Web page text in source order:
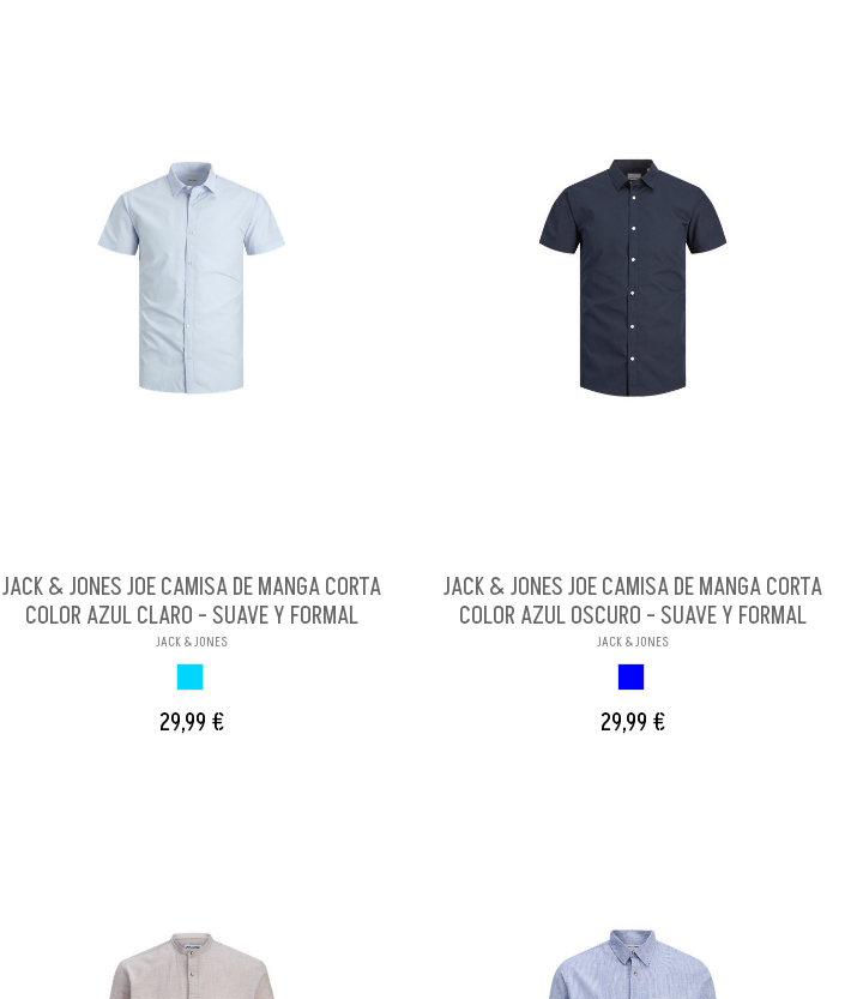
JACK & JONES JOE CAMISA DE MANGA CORTA
COLOR AZUL CLARO - SUAVE Y FORMAL
JACK & JONES
29,99 €
JACK & JONES JOE CAMISA DE MANGA CORTA
COLOR AZUL OSCURO - SUAVE Y FORMAL
JACK & JONES
29,99 €